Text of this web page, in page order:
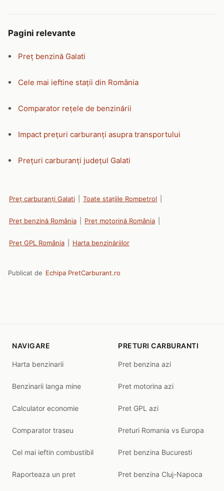
Pagini relevante
Preț benzină Galati
Cele mai ieftine stații din România
Comparator rețele de benzinării
Impact prețuri carburanți asupra transportului
Prețuri carburanți județul Galati
Preț carburanți Galati Toate stațiile Rompetrol
Preț benzină România Preț motorină România
Preț GPL România Harta benzinăriilor
Publicat de Echipa PretCarburant.ro
NAVIGARE
Harta benzinarii
Benzinarii langa mine
Calculator economie
Comparator traseu
Cel mai ieftin combustibil
Raporteaza un pret
PRETURI CARBURANTI
Pret benzina azi
Pret motorina azi
Pret GPL azi
Preturi Romania vs Europa
Pret benzina Bucuresti
Pret benzina Cluj-Napoca